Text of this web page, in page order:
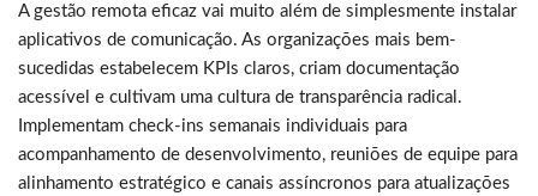
A gestão remota eficaz vai muito além de simplesmente instalar
aplicativos de comunicação. As organizações mais bem-
sucedidas estabelecem KPIs claros, criam documentação
acessível e cultivam uma cultura de transparência radical.
Implementam check-ins semanais individuais para
acompanhamento de desenvolvimento, reuniões de equipe para
alinhamento estratégico e canais assíncronos para atualizações